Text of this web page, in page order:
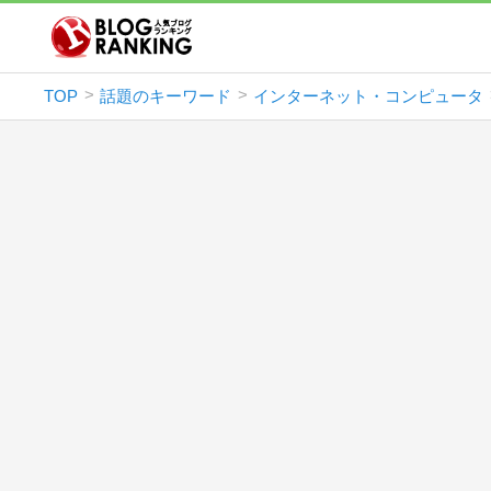
TOP 話題のキーワード インターネット・コンピュータ